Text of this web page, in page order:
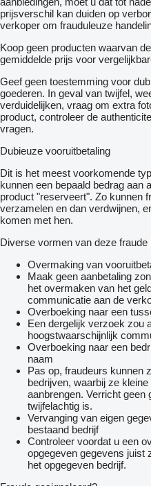
prijsverschil kan duiden op
verkoper om frauduleuze
Koop geen producten waarvan
gemiddelde prijs voor
Geef geen toestemming voor
goederen. In geval van twijfel,
verduidelijken, vraag om extra
product, controleer de
vragen.
Dubieuze vooruitbetaling
Dit is het meest voorkomende
kunnen een bepaald bedrag aan
product "reserveert". Zo kunnen
verzamelen en dan verdwijnen,
komen met hen.
Diverse vormen van deze fraude
Overmaking van
Maak geen aanbetaling
het overmaken van het
communicatie aan de
Overboeking naar een
Een dergelijk verzoek zou
hoogstwaarschijnlijk
Overboeking naar een
naam
Pas op, fraudeurs kunnen
bedrijven, waarbij ze
aanbrengen. Verricht geen
twijfelachtig is.
Vervanging van eigen
bestaand bedrijf
Controleer voordat u een
opgegeven gegevens juist
het opgegeven bedrijf.